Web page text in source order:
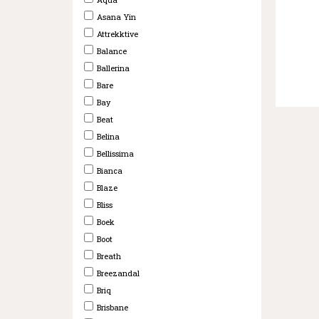
Asana Yin
Attrekktive
Balance
Ballerina
Bare
Bay
Beat
Belina
Bellissima
Bianca
Blaze
Bliss
Boek
Boot
Breath
Breezandal
Briq
Brisbane